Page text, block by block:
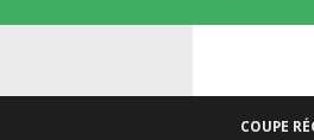
COUPE